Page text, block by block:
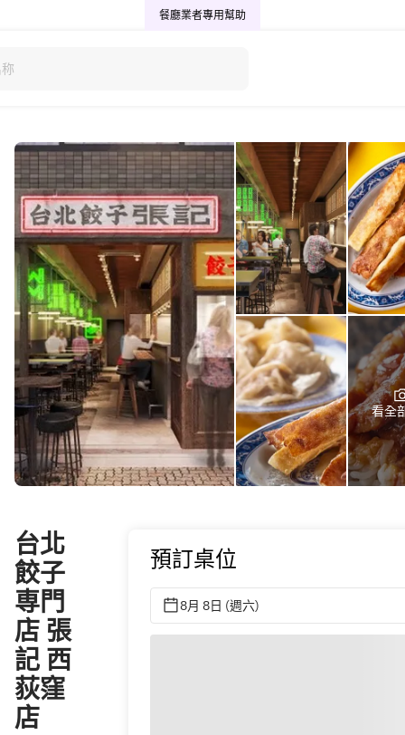
餐廳業者專用幫助
看全
台北
餃子
専門
店 張
記 西
荻窪
店
預訂桌位
8月 8日 (週六)